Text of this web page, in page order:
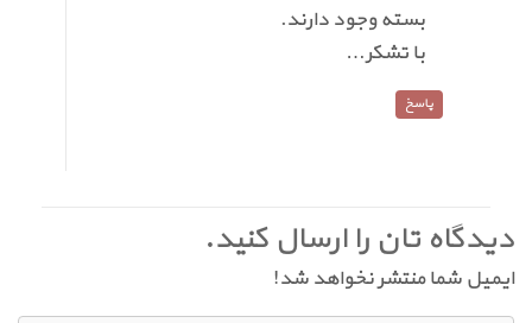
بسته وجود دارند.
با تشکر…
پاسخ
دیدگاه تان را ارسال کنید.
ایمیل شما منتشر نخواهد شد!